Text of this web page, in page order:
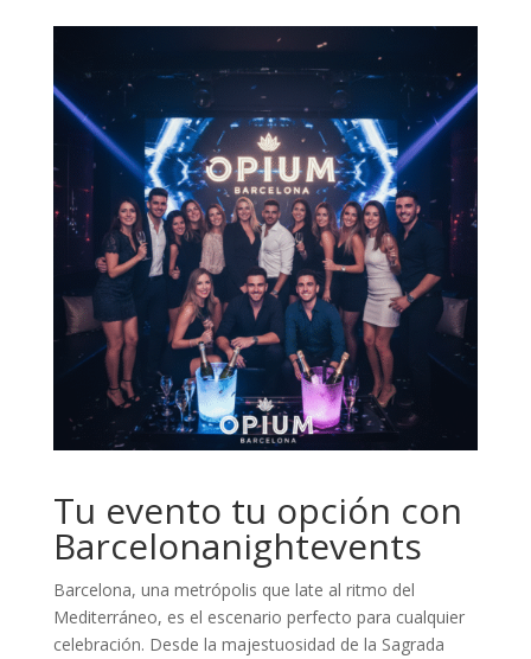
Tu evento tu opción con
Barcelonanightevents
Barcelona, una metrópolis que late al ritmo del
Mediterráneo, es el escenario perfecto para cualquier
celebración. Desde la majestuosidad de la Sagrada